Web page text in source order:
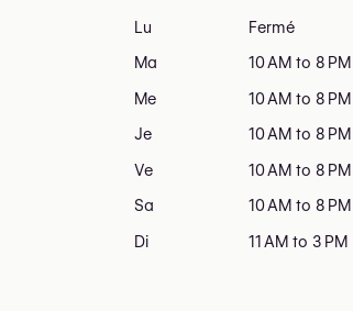
Lu Fermé
Ma 10 AM to 8 PM
Me 10 AM to 8 PM
Je 10 AM to 8 PM
Ve 10 AM to 8 PM
Sa 10 AM to 8 PM
Di 11 AM to 3 PM